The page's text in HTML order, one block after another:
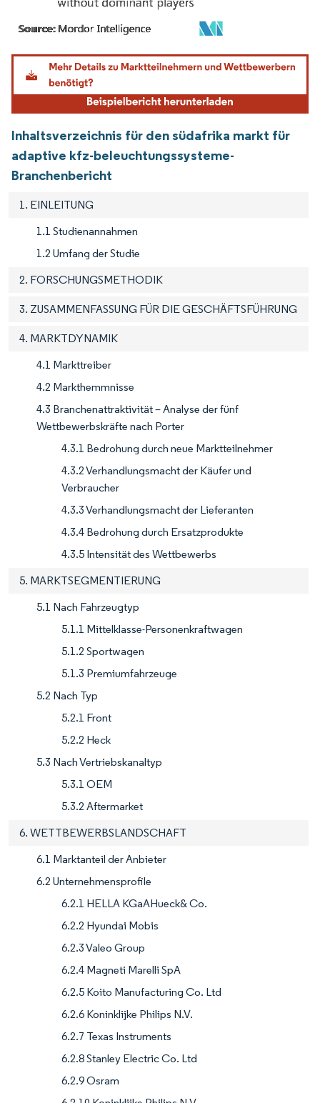
Bild © Mordor Intelligence. Wiederverwendung erfordert Namensnennung gemäß
Inhaltsverzeichnis für den südafrika markt für
adaptive kfz-beleuchtungssysteme-
Branchenbericht
1. EINLEITUNG
1.1 Studienannahmen
1.2 Umfang der Studie
2. FORSCHUNGSMETHODIK
3. ZUSAMMENFASSUNG FÜR DIE GESCHÄFTSFÜHRUNG
4. MARKTDYNAMIK
4.1 Markttreiber
4.2 Markthemmnisse
4.3 Branchenattraktivität – Analyse der fünf
Wettbewerbskräfte nach Porter
4.3.1 Bedrohung durch neue Marktteilnehmer
4.3.2 Verhandlungsmacht der Käufer und
Verbraucher
4.3.3 Verhandlungsmacht der Lieferanten
4.3.4 Bedrohung durch Ersatzprodukte
4.3.5 Intensität des Wettbewerbs
5. MARKTSEGMENTIERUNG
5.1 Nach Fahrzeugtyp
5.1.1 Mittelklasse-Personenkraftwagen
5.1.2 Sportwagen
5.1.3 Premiumfahrzeuge
5.2 Nach Typ
5.2.1 Front
5.2.2 Heck
5.3 Nach Vertriebskanaltyp
5.3.1 OEM
5.3.2 Aftermarket
6. WETTBEWERBSLANDSCHAFT
6.1 Marktanteil der Anbieter
6.2 Unternehmensprofile
6.2.1 HELLA KGaAHueck& Co.
6.2.2 Hyundai Mobis
6.2.3 Valeo Group
6.2.4 Magneti Marelli SpA
6.2.5 Koito Manufacturing Co. Ltd
6.2.6 Koninklijke Philips N.V.
6.2.7 Texas Instruments
6.2.8 Stanley Electric Co. Ltd
6.2.9 Osram